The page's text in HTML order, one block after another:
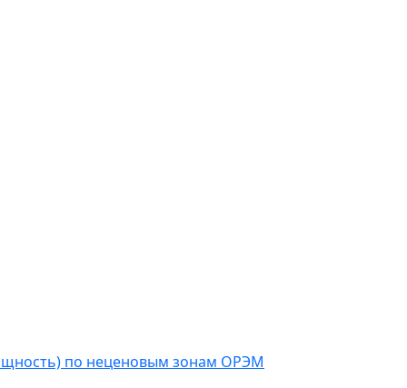
по неценовым зонам ОРЭМ